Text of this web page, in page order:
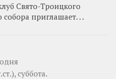
Свято-Троицкого
приглашает. . .
суббота.